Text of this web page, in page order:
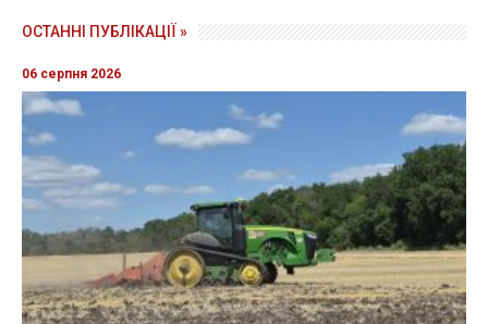
ОСТАННІ ПУБЛІКАЦІЇ »
06 серпня 2026